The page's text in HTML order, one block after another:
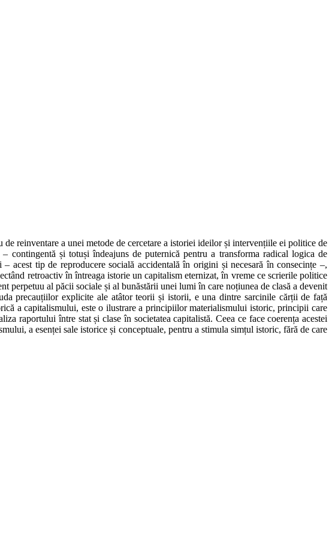
reinventare a unei metode de cercetare a istoriei ideilor și intervențiile ei politice de
contingentă și totuși îndeajuns de puternică pentru a transforma radical logica de
acest tip de reproducere socială accidentală în origini și necesară în consecințe –,
retroactiv în întreaga istorie un capitalism eternizat, în vreme ce scrierile politice
perpetuu al păcii sociale și al bunăstării unei lumi în care noțiunea de clasă a devenit
precauțiilor explicite ale atâtor teorii și istorii, e una dintre sarcinile cărții de față
a capitalismului, este o ilustrare a principiilor materialismului istoric, principii care
raportului între stat și clase în societatea capitalistă. Ceea ce face coerența acestei
a esenței sale istorice și conceptuale, pentru a stimula simțul istoric, fără de care